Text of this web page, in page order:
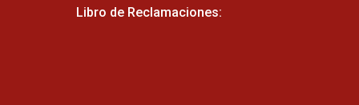
Libro de Reclamaciones: